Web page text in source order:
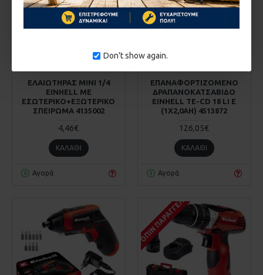
Don't show again.
0503.4135002
ΕΛΑΙΩΤΗΡΑΣ MINI 1/4
EINHELL ΜΕ
ΕΣΩΤΕΡΙΚΟ+ΕΞΩΤΕΡΙΚΟ
ΣΠΕΙΡΩΜΑ 4135002
4,46€
ΚΑΛΆΘΙ
Αγορά
Einhell
ΕΠΑΝΑΦΟΡΤΙΖΟΜΕΝΟ
ΔΡΑΠΑΝΟΚΑΤΣΑΒΙΔΟ
EINHELL TE-CD 18 LI E
(1X2,0AH) 4513872
126,05€
ΚΑΛΆΘΙ
Αγορά
ΚΑΤΌΠΙΝ ΠΑΡΑΓΓΕΛΊΑΣ